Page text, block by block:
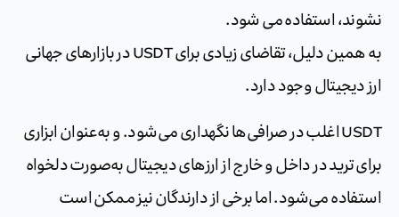
نشوند، استفاده می شود.
به همین دلیل، تقاضای زیادی برای USDT در بازارهای جهانی
ارز دیجیتال وجود دارد.
USDT اغلب در صرافی‌ها نگهداری می‌شود. و به‌عنوان ابزاری
برای ترید در داخل و خارج از ارزهای دیجیتال به‌صورت دلخواه
استفاده می‌شود. اما برخی از دارندگان نیز ممکن است